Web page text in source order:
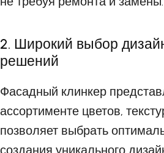
2. Широкий выбор
решений
Фасадный клинкер
ассортименте цветов,
позволяет выбрать
создания уникального